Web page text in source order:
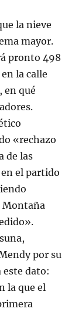
la nieve
mayor.
pronto 498
la calle
en qué
«rechazo
de las
el partido
Montaña
por su
este dato:
la que el